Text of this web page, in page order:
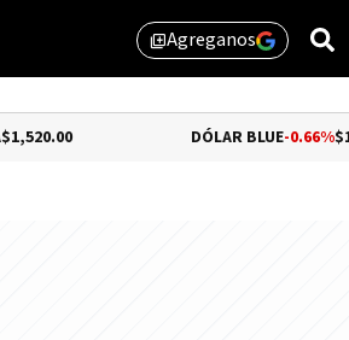
library_addAgreganos
DÓLAR BLUE-0.66%$1,530.00